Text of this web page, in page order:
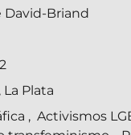
David-Briand
Plata
, Activismos